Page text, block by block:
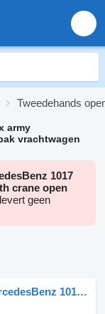
Tweedehands
army
vrachtwagen
1017
crane open
geen
Mercedes-Benz MercedesBenz 1017 4X4 ex army reconditioned white with crane